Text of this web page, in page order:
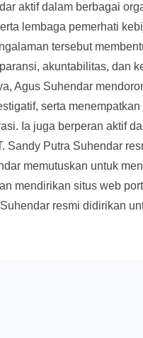
aktif dalam berbagai
lembaga pemerhati
tersebut
akuntabilitas, dan
Agus Suhendar
serta
Ia juga berperan aktif
Sandy Putra Suhendar
memutuskan untuk
mendirikan situs web
resmi didirikan